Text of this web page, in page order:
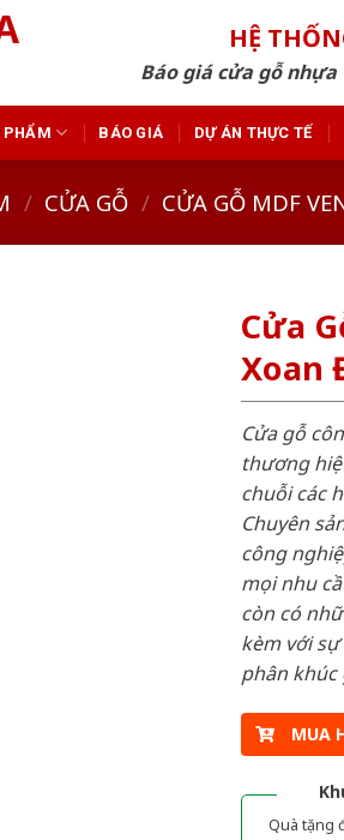
HỆ
Báo giá cửa gỗ
PHẨM BÁO GIÁ DỰ ÁN THỰC TẾ
/ CỬA GỖ / CỬA GỖ MDF
Cửa
Xoan
Cửa gỗ
thương
chuỗi các
Chuyên
công
mọi nhu
còn có
kèm với
phân khúc
MUA
Quà tặng